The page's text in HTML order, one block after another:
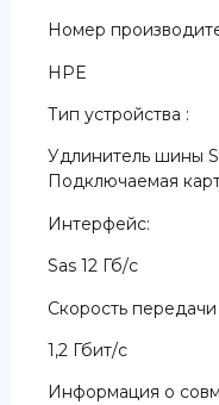
Номер
HPE
Тип устройства :
Удлинитель шины
Подключаемая
Интерфейс:
Sas 12 Гб/с
Скорость
1,2 Гбит/с
Информация о